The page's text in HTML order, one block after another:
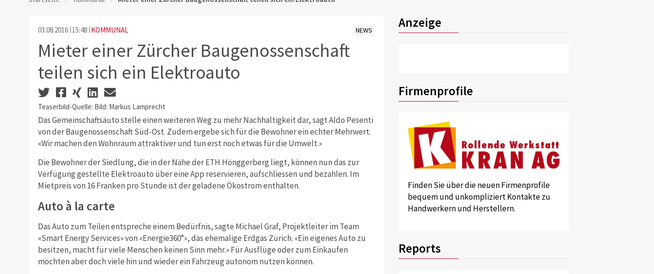
03.08.2016 15:48 KOMMUNAL NEWS
Mieter einer Zürcher Baugenossenschaft
teilen sich ein Elektroauto
Teaserbild-Quelle: Bild: Markus Lamprecht
Das Gemeinschaftsauto stelle einen weiteren Weg zu mehr Nachhaltigkeit dar, sagt Aldo Pesenti
von der Baugenossenschaft Süd-Ost. Zudem ergebe sich für die Bewohner ein echter Mehrwert.
«Wir machen den Wohnraum attraktiver und tun erst noch etwas für die Umwelt.»
Die Bewohner der Siedlung, die in der Nähe der ETH Hönggerberg liegt, können nun das zur
Verfügung gestellte Elektroauto über eine App reservieren, aufschliessen und bezahlen. Im
Mietpreis von 16 Franken pro Stunde ist der geladene Ökostrom enthalten.
Auto à la carte
Das Auto zum Teilen entspreche einem Bedürfnis, sagte Michael Graf, Projektleiter im Team
«Smart Energy Services» von «Energie360°», das ehemalige Erdgas Zürich. «Ein eigenes Auto zu
besitzen, macht für viele Menschen keinen Sinn mehr.» Für Ausflüge oder zum Einkaufen
möchten aber doch viele hin und wieder ein Fahrzeug autonom nutzen können.
Anzeige
Firmenprofile
Finden Sie über die neuen Firmenprofile
bequem und unkompliziert Kontakte zu
Handwerkern und Herstellern.
Reports